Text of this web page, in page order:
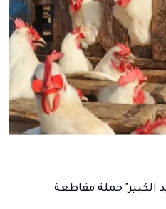
الكبير" حملة مقاطعة